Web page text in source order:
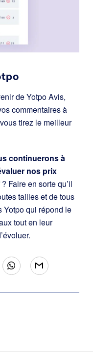
de Yotpo Avis,
commentaires à
tirez le meilleur
continuerons à
nos prix
Faire en sorte qu’il
tailles et de tous
Yotpo qui répond le
tout en leur